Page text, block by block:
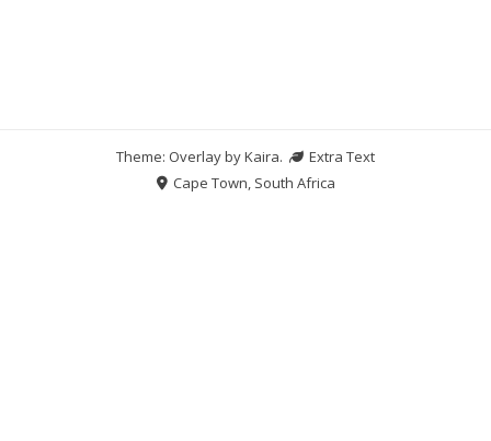
Theme: Overlay byKaira.
Extra Text
Cape Town, South Africa